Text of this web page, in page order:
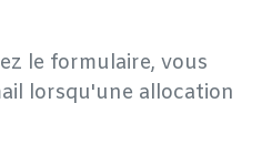
le formulaire, vous
lorsqu'une allocation